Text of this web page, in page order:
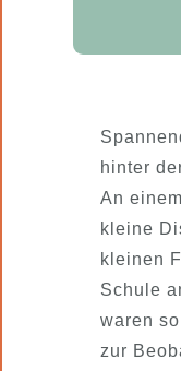
hinter
An
kleine
kleinen
Schule
waren
zur